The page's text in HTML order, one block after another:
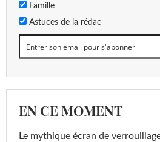
Famille
Astuces de la rédac
EN CE MOMENT
Le mythique écran de